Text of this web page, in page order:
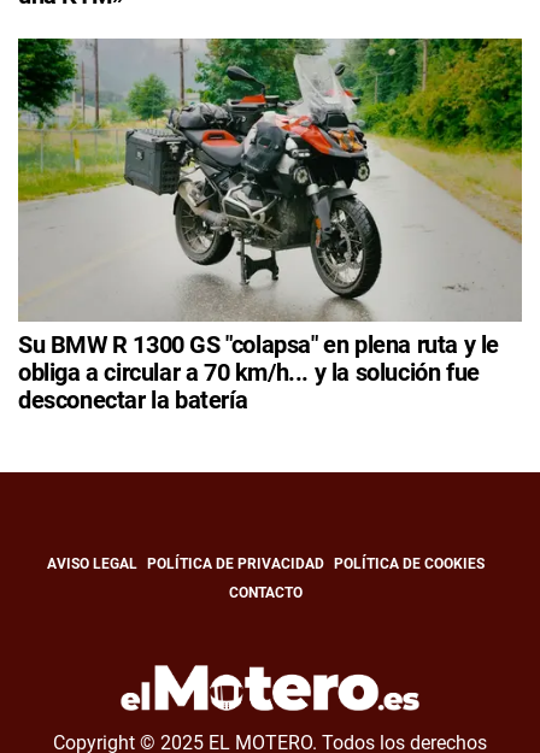
Su BMW R 1300 GS "colapsa" en plena ruta y le
obliga a circular a 70 km/h... y la solución fue
desconectar la batería
AVISO LEGAL POLÍTICA DE PRIVACIDAD
POLÍTICA DE COOKIES
CONTACTO
Copyright © 2025 EL MOTERO. Todos los derechos